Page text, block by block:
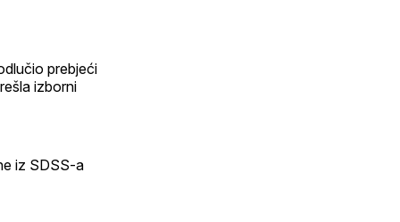
prebjeći
izborni
iz SDSS-a